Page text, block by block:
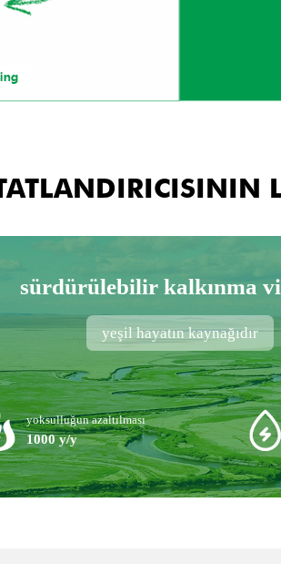
sürdürülebilir kalkınma
yeşil hayatın kaynağıdır
yoksulluğun azaltılması
1000 y/y